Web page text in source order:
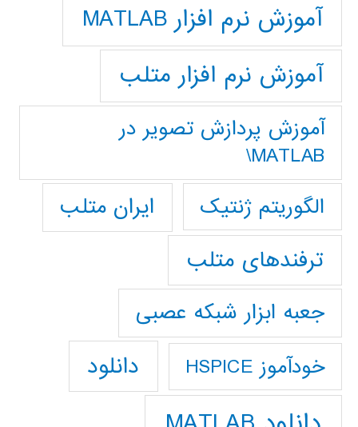
آموزش نرم افزار MATLAB
آموزش نرم افزار متلب
آموزش پردازش تصوير در
MATLAB\
الگوریتم ژنتیک
ایران متلب
ترفندهای متلب
جعبه ابزار شبکه عصبی
خودآموز HSPICE دانلود